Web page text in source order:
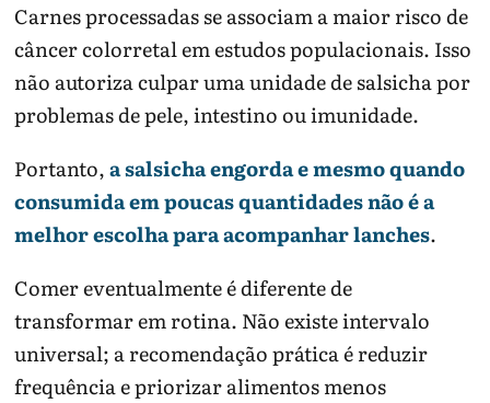
Carnes processadas se associam a maior risco de
câncer colorretal em estudos populacionais. Isso
não autoriza culpar uma unidade de salsicha por
problemas de pele, intestino ou imunidade.
Portanto,a salsicha engorda e mesmo quando
consumida em poucas quantidades não é a
melhor escolha para acompanhar lanches.
Comer eventualmente é diferente de
transformar em rotina. Não existe intervalo
universal; a recomendação prática é reduzir
frequência e priorizar alimentos menos